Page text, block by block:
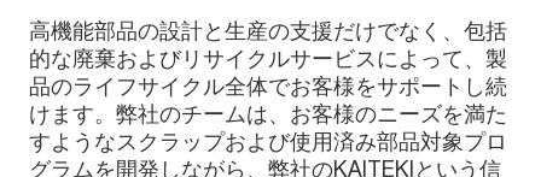
高機能部品の設計と生産の支援だけでなく、包括
的な廃棄およびリサイクルサービスによって、製
品のライフサイクル全体でお客様をサポートし続
けます。弊社のチームは、お客様のニーズを満た
すようなスクラップおよび使用済み部品対象プロ
グラムを開発しながら、弊社のKAITEKIという信